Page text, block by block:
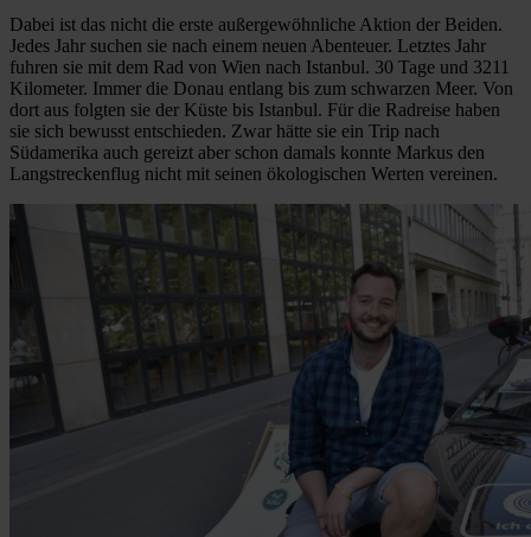
Dabei ist das nicht die erste außergewöhnliche Aktion der Beiden.
Jedes Jahr suchen sie nach einem neuen Abenteuer. Letztes Jahr
fuhren sie mit dem Rad von Wien nach Istanbul. 30 Tage und 3211
Kilometer. Immer die Donau entlang bis zum schwarzen Meer. Von
dort aus folgten sie der Küste bis Istanbul. Für die Radreise haben
sie sich bewusst entschieden. Zwar hätte sie ein Trip nach
Südamerika auch gereizt aber schon damals konnte Markus den
Langstreckenflug nicht mit seinen ökologischen Werten vereinen.